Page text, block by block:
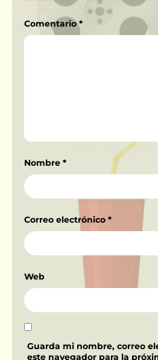
Comentario*
Nombre *
Correo electrónico *
Web
Guarda mi nombre, correo
este navegador para la